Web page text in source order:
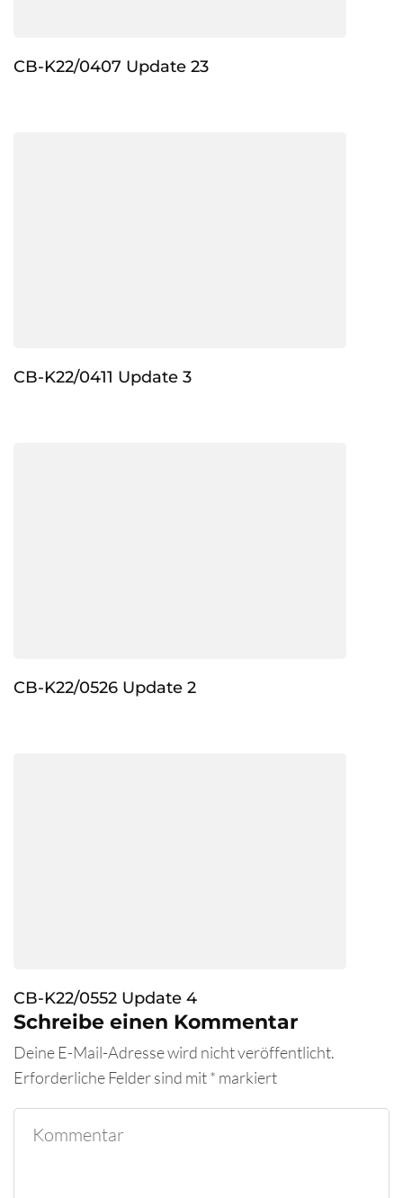
CB-K22/0407 Update 23
CB-K22/0411 Update 3
CB-K22/0526 Update 2
CB-K22/0552 Update 4
Schreibe einen Kommentar
Deine E-Mail-Adresse wird nicht veröffentlicht.
Erforderliche Felder sind mit* markiert